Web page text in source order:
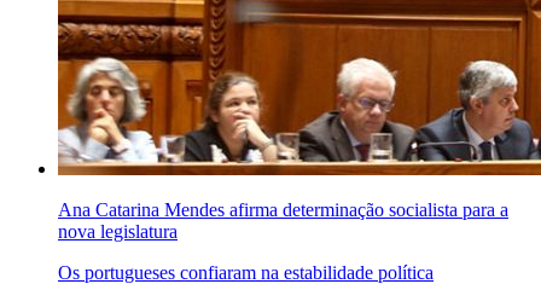
Ana Catarina Mendes afirma determinação socialista para a
nova legislatura
Os portugueses confiaram na estabilidade política